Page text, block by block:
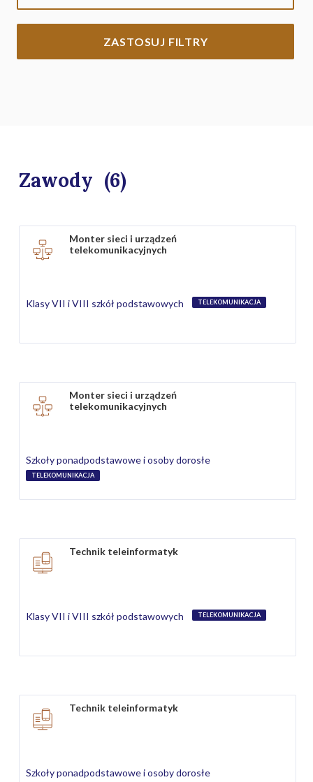
ZASTOSUJ FILTRY
Zawody (6)
Monter sieci i urządzeń
telekomunikacyjnych
Klasy VII i VIII szkół podstawowych TELEKOMUNIKACJA
Monter sieci i urządzeń
telekomunikacyjnych
Szkoły ponadpodstawowe i osoby dorosłe
TELEKOMUNIKACJA
Technik teleinformatyk
Klasy VII i VIII szkół podstawowych TELEKOMUNIKACJA
Technik teleinformatyk
Szkoły ponadpodstawowe i osoby dorosłe